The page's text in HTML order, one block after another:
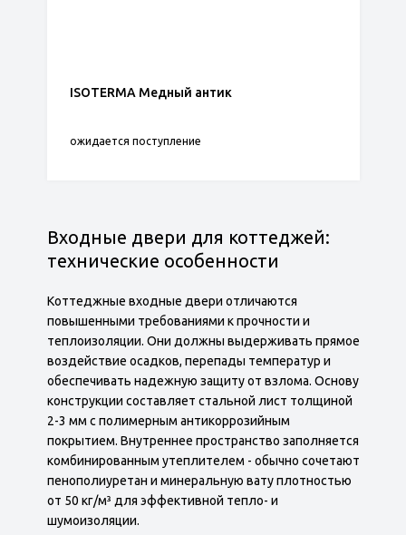
ISOTERMA Медный антик
ожидается поступление
Входные двери для коттеджей:
технические особенности
Коттеджные входные двери отличаются
повышенными требованиями к прочности и
теплоизоляции. Они должны выдерживать прямое
воздействие осадков, перепады температур и
обеспечивать надежную защиту от взлома. Основу
конструкции составляет стальной лист толщиной
2-3 мм с полимерным антикоррозийным
покрытием. Внутреннее пространство заполняется
комбинированным утеплителем - обычно сочетают
пенополиуретан и минеральную вату плотностью
от 50 кг/м³ для эффективной тепло- и
шумоизоляции.